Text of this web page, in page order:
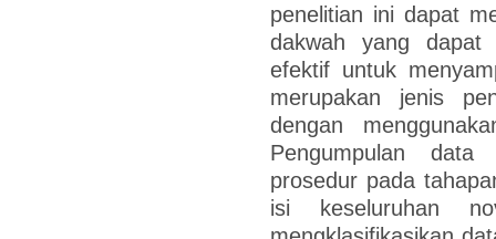
penelitian ini dapat
dakwah yang dapat
efektif untuk
merupakan jenis
dengan
Pengumpulan data
prosedur pada
isi keseluruhan